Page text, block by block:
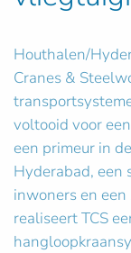
Houthalen/
Cranes &
voltooid voor
een primeur in
Hyderabad, een
inwoners en
realiseert TCS